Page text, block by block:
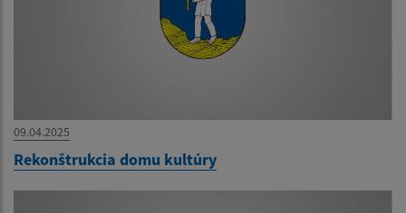
09.04.2025
Rekonštrukcia domu kultúry